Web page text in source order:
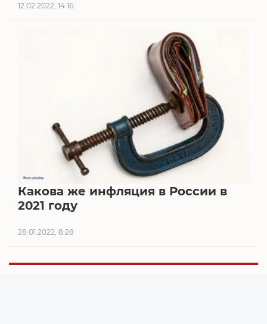
12.02.2022, 14:16
Какова же инфляция в России в
2021 году
28.01.2022, 8:28